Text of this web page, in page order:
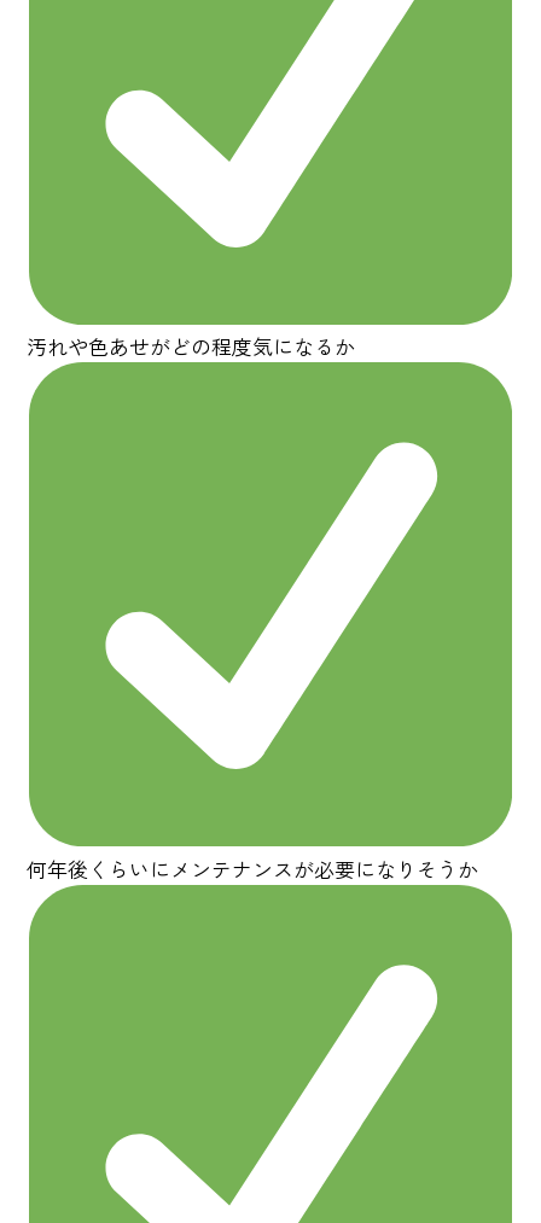
汚れや色あせがどの程度気になるか
何年後くらいにメンテナンスが必要になりそうか